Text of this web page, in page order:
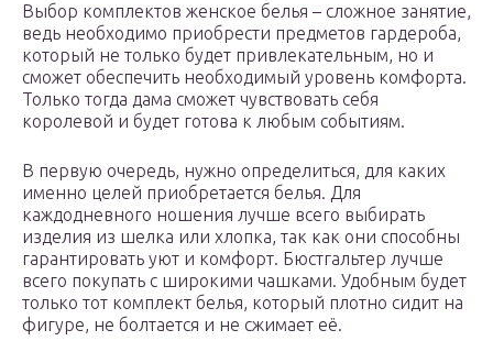
Выбор комплектов женское белья – сложное занятие,
ведь необходимо приобрести предметов гардероба,
который не только будет привлекательным, но и
сможет обеспечить необходимый уровень комфорта.
Только тогда дама сможет чувствовать себя
королевой и будет готова к любым событиям.
В первую очередь, нужно определиться, для каких
именно целей приобретается белья. Для
каждодневного ношения лучше всего выбирать
изделия из шелка или хлопка, так как они способны
гарантировать уют и комфорт. Бюстгальтер лучше
всего покупать с широкими чашками. Удобным будет
только тот комплект белья, который плотно сидит на
фигуре, не болтается и не сжимает её.